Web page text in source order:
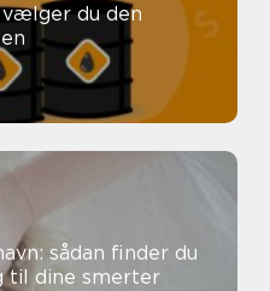
sådan finder du
til dine smerter